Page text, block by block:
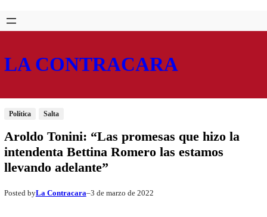
Saltar
al
Skip
to
LA CONTRACARA
Política Salta
Aroldo Tonini: “Las promesas que hizo la
intendenta Bettina Romero las estamos
llevando adelante”
Posted byLa Contracara–3 de marzo de 2022